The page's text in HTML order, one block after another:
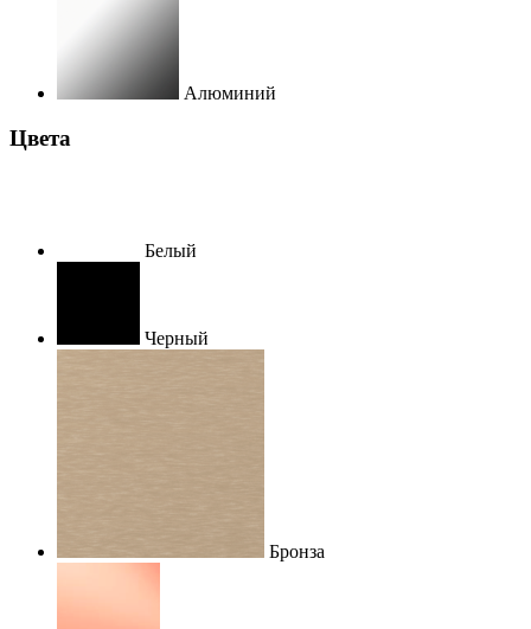
Алюминий
Цвета
Белый
Черный
Бронза